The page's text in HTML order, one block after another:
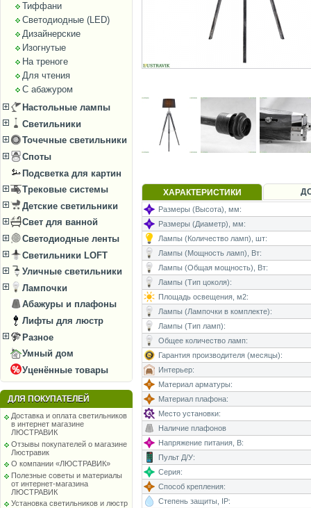
Тиффани
Светодиодные (LED)
Дизайнерские
Изогнутые
На треноге
Для чтения
С абажуром
Настольные лампы
Светильники
Точечные светильники
Споты
Подсветка для картин
Трековые системы
Детские светильники
Свет для ванной
Светодиодные ленты
Светильники LOFT
Уличные светильники
Лампочки
Абажуры и плафоны
Лифты для люстр
Разное
Умный дом
Уценённые товары
ДЛЯ ПОКУПАТЕЛЕЙ
Доставка и оплата светильников
в интернет магазине
ЛЮСТРАВИК
Отзывы покупателей о магазине
Люстравик
О компании «ЛЮСТРАВИК»
Полезные советы и материалы
от интернет-магазина
ЛЮСТРАВИК
Установка светильников и люстр
ХАРАКТЕРИСТИКИ
Размеры (Высота), мм:
Размеры (Диаметр), мм:
Лампы (Количество ламп), шт:
Лампы (Мощность ламп), Вт:
Лампы (Общая мощность), Вт:
Лампы (Тип цоколя):
Площадь освещения, м2:
Лампы (Лампочки в комплекте):
Лампы (Тип ламп):
Общее количество ламп:
Гарантия производителя (месяцы):
Интерьер:
Материал арматуры:
Материал плафона:
Место установки:
Наличие плафонов
Напряжение питания, В:
Пульт Д/У:
Серия:
Способ крепления:
Степень защиты, IP: